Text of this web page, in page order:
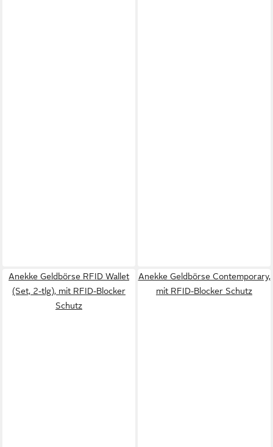
Anekke Geldbörse RFID Wallet
(Set, 2-tlg), mit RFID-Blocker
Schutz
Anekke Geldbörse Contemporary,
mit RFID-Blocker Schutz